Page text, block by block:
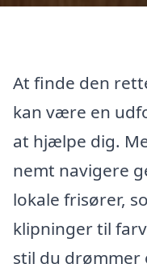
At finde den
kan være en
at hjælpe dig.
nemt navigere
lokale frisører,
klipninger til
stil du drømmer